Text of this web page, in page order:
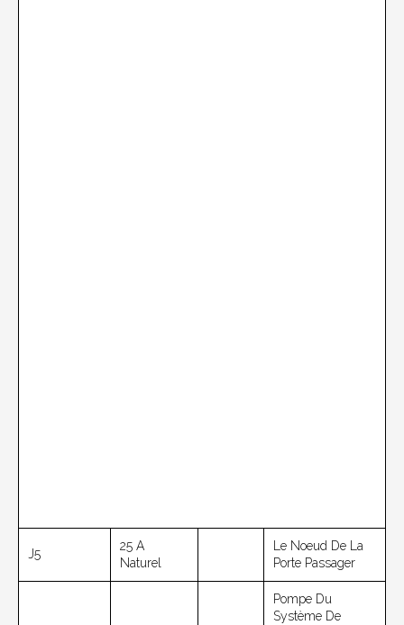
J5
25 A
Naturel
Le Noeud De La
Porte Passager
Pompe Du
Système De